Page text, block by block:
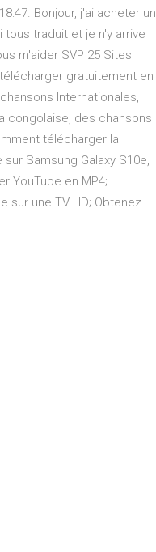
Bonjour, j'ai acheter un
traduit et je n'y arrive
m'aider SVP 25 Sites
gratuitement en
Internationales,
congolaise, des chansons
télécharger la
Samsung Galaxy S10e,
YouTube en MP4;
sur une TV HD; Obtenez